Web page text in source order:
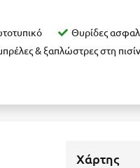
Θυρίδες
& ξαπλώστρες στη
Χάρτης